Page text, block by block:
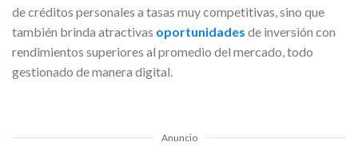
de créditos personales a tasas muy competitivas, sino que
también brinda atractivas oportunidades de inversión con
rendimientos superiores al promedio del mercado, todo
gestionado de manera digital.
Anuncio